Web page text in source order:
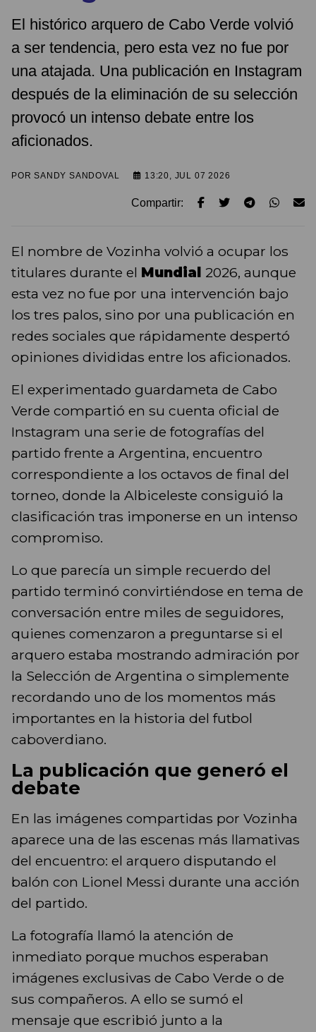
El histórico arquero de Cabo Verde volvió
a ser tendencia, pero esta vez no fue por
una atajada. Una publicación en Instagram
después de la eliminación de su selección
provocó un intenso debate entre los
aficionados.
PORSANDY SANDOVAL 13:20, JUL 07 2026
Compartir:
El nombre de Vozinha volvió a ocupar los
titulares durante el Mundial 2026, aunque
esta vez no fue por una intervención bajo
los tres palos, sino por una publicación en
redes sociales que rápidamente despertó
opiniones divididas entre los aficionados.
El experimentado guardameta de Cabo
Verde compartió en su cuenta oficial de
Instagram una serie de fotografías del
partido frente a Argentina, encuentro
correspondiente a los octavos de final del
torneo, donde la Albiceleste consiguió la
clasificación tras imponerse en un intenso
compromiso.
Lo que parecía un simple recuerdo del
partido terminó convirtiéndose en tema de
conversación entre miles de seguidores,
quienes comenzaron a preguntarse si el
arquero estaba mostrando admiración por
la Selección de Argentina o simplemente
recordando uno de los momentos más
importantes en la historia del futbol
caboverdiano.
La publicación que generó el
debate
En las imágenes compartidas por Vozinha
aparece una de las escenas más llamativas
del encuentro: el arquero disputando el
balón con Lionel Messi durante una acción
del partido.
La fotografía llamó la atención de
inmediato porque muchos esperaban
imágenes exclusivas de Cabo Verde o de
sus compañeros. A ello se sumó el
mensaje que escribió junto a la